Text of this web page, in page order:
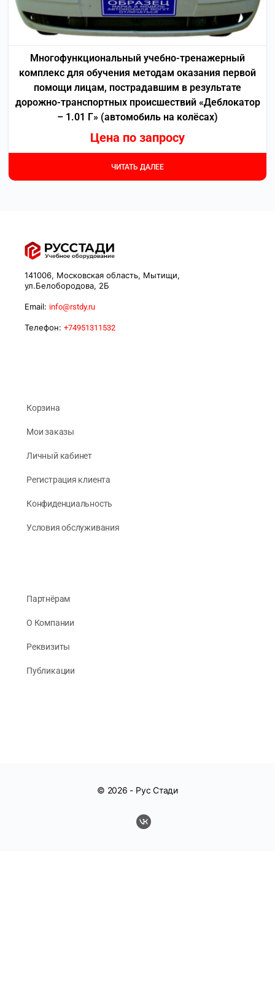
Многофункциональный учебно-тренажерный
комплекс для обучения методам оказания первой
помощи лицам, пострадавшим в результате
дорожно-транспортных происшествий «Деблокатор
– 1.01 Г» (автомобиль на колёсах)
Цена по запросу
ЧИТАТЬ ДАЛЕЕ
141006, Московская область, Мытищи,
ул.Белобородова, 2Б
Email: info@rstdy.ru
Телефон: +74951311532
Корзина
Мои заказы
Личный кабинет
Регистрация клиента
Конфиденциальность
Условия обслуживания
Партнёрам
О Компании
Реквизиты
Публикации
© 2026 - Рус Стади